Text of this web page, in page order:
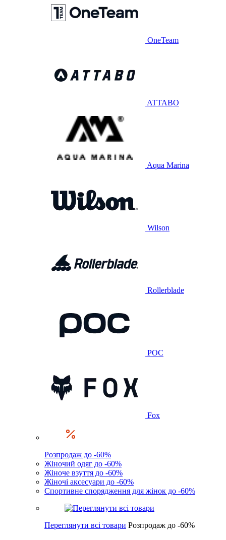
OneTeam
ATTABO
Aqua Marina
Wilson
Rollerblade
POC
Fox
Розпродаж до -60%
Жіночий одяг до -60%
Жіноче взуття до -60%
Жіночі аксесуари до -60%
Спортивне спорядження для жінок до -60%
Переглянути всі товари Розпродаж до -60%